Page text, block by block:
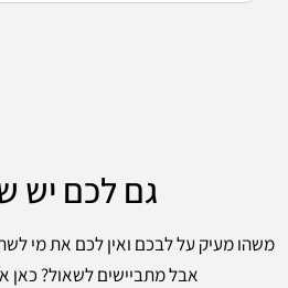
גם לכם יש
משהו מעיק על לבכם ואין לכם את מי
אבל מתביישים לשאול? כאן